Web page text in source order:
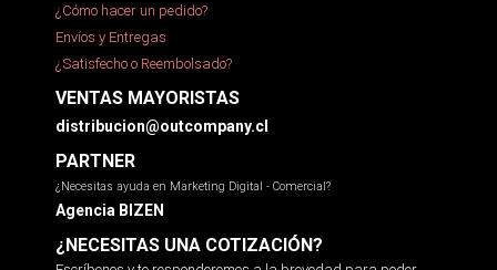
¿Cómo hacer un pedido?
Envíos y Entregas
¿Satisfecho o Reembolsado?
VENTAS MAYORISTAS
distribucion@outcompany.cl
PARTNER
¿Necesitas ayuda en Marketing Digital - Comercial?
Agencia BIZEN
¿NECESITAS UNA COTIZACIÓN?